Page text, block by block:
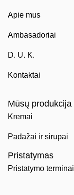
Apie mus
Ambasadoriai
D. U. K.
Kontaktai
Mūsų produkcija
Kremai
Padažai ir sirupai
Pristatymas
Pristatymo terminai